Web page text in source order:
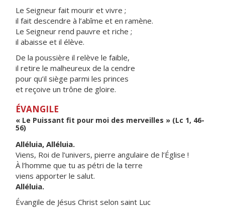
Le Seigneur fait mourir et vivre ;
il fait descendre à l’abîme et en ramène.
Le Seigneur rend pauvre et riche ;
il abaisse et il élève.
De la poussière il relève le faible,
il retire le malheureux de la cendre
pour qu’il siège parmi les princes
et reçoive un trône de gloire.
ÉVANGILE
« Le Puissant fit pour moi des merveilles » (Lc 1, 46-
56)
Alléluia, Alléluia.
Viens, Roi de l’univers, pierre angulaire de l’Église !
À l’homme que tu as pétri de la terre
viens apporter le salut.
Alléluia.
Évangile de Jésus Christ selon saint Luc